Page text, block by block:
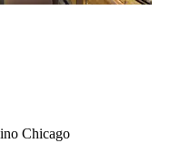
Chicago